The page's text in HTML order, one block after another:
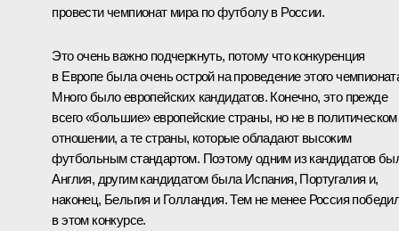
провести чемпионат мира по футболу в России.
Это очень важно подчеркнуть, потому что конкуренция
в Европе была очень острой на проведение этого
Много было европейских кандидатов. Конечно, это прежде
всего «большие» европейские страны, но не в политическом
отношении, а те страны, которые обладают высоким
футбольным стандартом. Поэтому одним из кандидатов
Англия, другим кандидатом была Испания, Португалия и,
наконец, Бельгия и Голландия. Тем не менее Россия
в этом конкурсе.